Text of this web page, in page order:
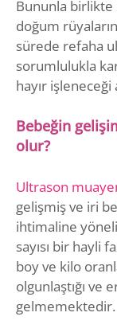
Bununla birlikte
doğum
sürede refaha
sorumlulukla
hayır
Bebeğin
olur?
Ultrason
gelişmiş ve iri
ihtimaline
sayısı bir hayli
boy ve kilo
olgunlaştığı ve
gelmemektedir.